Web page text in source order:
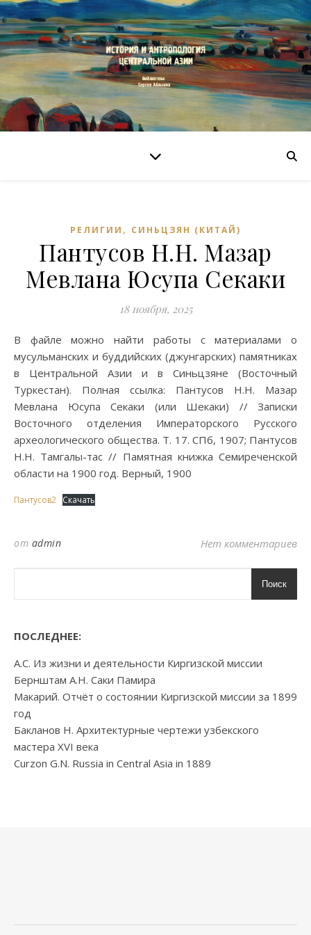
РЕЛИГИИ , СИНЬЦЗЯН (КИТАЙ)
Пантусов Н.Н. Мазар
Мевлана Юсупа Секаки
18 ноября, 2025
В файле можно найти работы с материалами о
мусульманских и буддийских (джунгарских) памятниках
в Центральной Азии и в Синьцзяне (Восточный
Туркестан). Полная ссылка: Пантусов Н.Н. Мазар
Мевлана Юсупа Секаки (или Шекаки) // Записки
Восточного отделения Императорского Русского
археологического общества. Т. 17. СПб, 1907; Пантусов
Н.Н. Тамгалы-тас // Памятная книжка Семиреченской
области на 1900 год. Верный, 1900
Пантусов2 Скачать
от admin Нет комментариев
Поиск
ПОСЛЕДНЕЕ:
А.С. Из жизни и деятельности Киргизской миссии
Бернштам А.Н. Саки Памира
Макарий. Отчёт о состоянии Киргизской миссии за 1899
год
Бакланов Н. Архитектурные чертежи узбекского
мастера XVI века
Curzon G.N. Russia in Central Asia in 1889